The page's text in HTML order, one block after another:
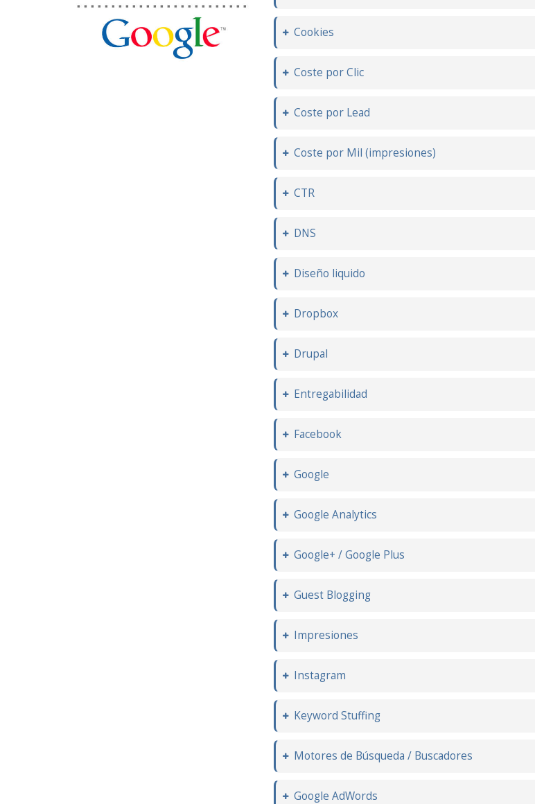
Cookies
Coste por Clic
Coste por Lead
Coste por Mil (impresiones)
CTR
DNS
Diseño liquido
Dropbox
Drupal
Entregabilidad
Facebook
Google
Google Analytics
Google+ / Google Plus
Guest Blogging
Impresiones
Instagram
Keyword Stuffing
Motores de Búsqueda / Buscadores
Google AdWords